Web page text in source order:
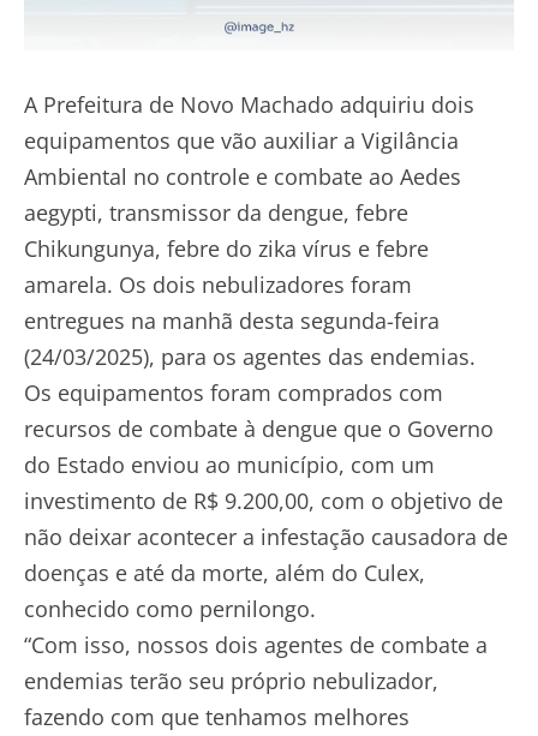
A Prefeitura de Novo Machado adquiriu dois
equipamentos que vão auxiliar a Vigilância
Ambiental no controle e combate ao Aedes
aegypti, transmissor da dengue, febre
Chikungunya, febre do zika vírus e febre
amarela. Os dois nebulizadores foram
entregues na manhã desta segunda-feira
(24/03/2025), para os agentes das endemias.
Os equipamentos foram comprados com
recursos de combate à dengue que o Governo
do Estado enviou ao município, com um
investimento de R$ 9.200,00, com o objetivo de
não deixar acontecer a infestação causadora de
doenças e até da morte, além do Culex,
conhecido como pernilongo.
“Com isso, nossos dois agentes de combate a
endemias terão seu próprio nebulizador,
fazendo com que tenhamos melhores